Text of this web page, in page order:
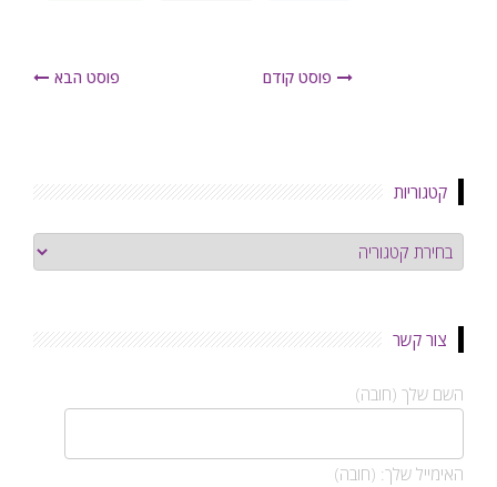
פוסט קודם פוסט הבא
קטגוריות
קטגוריות
צור קשר
השם שלך (חובה)
האימייל שלך: (חובה)